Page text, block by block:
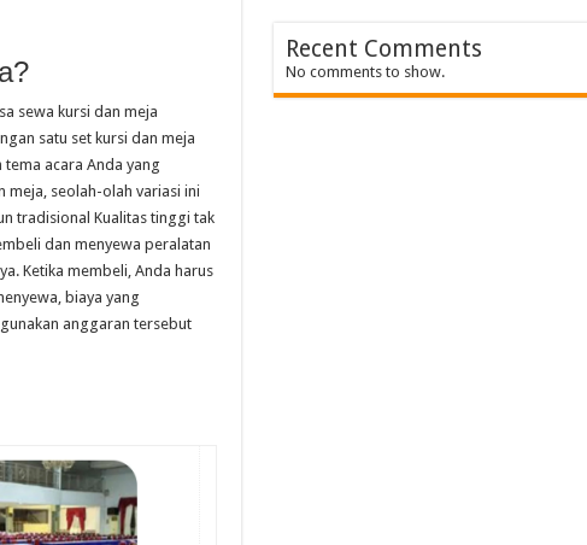
sewa kursi dan meja
satu set kursi dan meja
acara Anda yang
meja, seolah-olah variasi ini
tradisional Kualitas tinggi tak
dan menyewa peralatan
Ketika membeli, Anda harus
biaya yang
anggaran tersebut
Recent Comments
No comments to show.